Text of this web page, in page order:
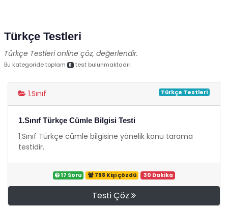
Türkçe Testleri
Türkçe Testleri online çöz, değerlendir.
Bu kategoride toplam 8 test bulunmaktadır.
1.Sınıf Türkçe Testleri
1.Sınıf Türkçe Cümle Bilgisi Testi
1.Sınıf Türkçe cümle bilgisine yönelik konu tarama
testidir.
17 Soru 758 Kişi çözdü 30 Dakika
Testi Çöz